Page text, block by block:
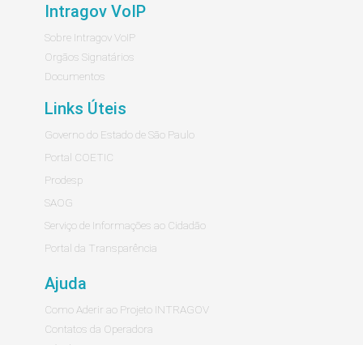
Intragov VoIP
Sobre Intragov VoIP
Orgãos Signatários
Documentos
Links Úteis
Governo do Estado de São Paulo
Portal COETIC
Prodesp
SAOG
Serviço de Informações ao Cidadão
Portal da Transparência
Ajuda
Como Aderir ao Projeto INTRAGOV
Contatos da Operadora